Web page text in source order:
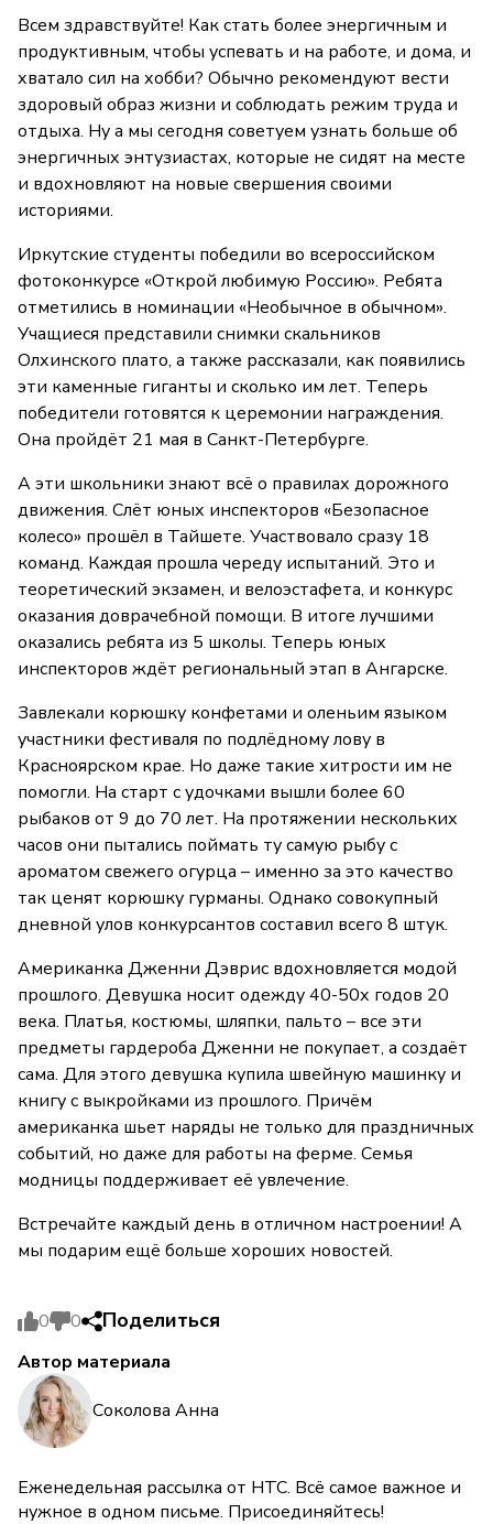
Всем здравствуйте! Как стать более энергичным и
продуктивным, чтобы успевать и на работе, и дома, и
хватало сил на хобби? Обычно рекомендуют вести
здоровый образ жизни и соблюдать режим труда и
отдыха. Ну а мы сегодня советуем узнать больше об
энергичных энтузиастах, которые не сидят на месте
и вдохновляют на новые свершения своими
историями.
Иркутские студенты победили во всероссийском
фотоконкурсе «Открой любимую Россию». Ребята
отметились в номинации «Необычное в обычном».
Учащиеся представили снимки скальников
Олхинского плато, а также рассказали, как появились
эти каменные гиганты и сколько им лет. Теперь
победители готовятся к церемонии награждения.
Она пройдёт 21 мая в Санкт-Петербурге.
А эти школьники знают всё о правилах дорожного
движения. Слёт юных инспекторов «Безопасное
колесо» прошёл в Тайшете. Участвовало сразу 18
команд. Каждая прошла череду испытаний. Это и
теоретический экзамен, и велоэстафета, и конкурс
оказания доврачебной помощи. В итоге лучшими
оказались ребята из 5 школы. Теперь юных
инспекторов ждёт региональный этап в Ангарске.
Завлекали корюшку конфетами и оленьим языком
участники фестиваля по подлёдному лову в
Красноярском крае. Но даже такие хитрости им не
помогли. На старт с удочками вышли более 60
рыбаков от 9 до 70 лет. На протяжении нескольких
часов они пытались поймать ту самую рыбу с
ароматом свежего огурца – именно за это качество
так ценят корюшку гурманы. Однако совокупный
дневной улов конкурсантов составил всего 8 штук.
Американка Дженни Дэврис вдохновляется модой
прошлого. Девушка носит одежду 40-50х годов 20
века. Платья, костюмы, шляпки, пальто – все эти
предметы гардероба Дженни не покупает, а создаёт
сама. Для этого девушка купила швейную машинку и
книгу с выкройками из прошлого. Причём
американка шьет наряды не только для праздничных
событий, но даже для работы на ферме. Семья
модницы поддерживает её увлечение.
Встречайте каждый день в отличном настроении! А
мы подарим ещё больше хороших новостей.
0 0 Поделиться
Автор материала
Соколова Анна
Еженедельная рассылка от НТС. Всё самое важное и
нужное в одном письме. Присоединяйтесь!